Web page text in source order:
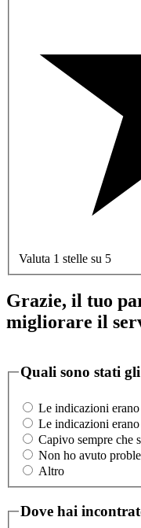
Valuta 1 stelle su 5
Grazie, il tuo
migliorare il
Quali sono stati
Le indicazioni
Le indicazioni
Capivo sempre che
Non ho avuto
Altro
Dove hai